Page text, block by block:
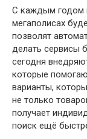
С каждым годом
мегаполисах
позволят
делать сервисы
сегодня
которые
варианты,
не только
получает
поиск ещё